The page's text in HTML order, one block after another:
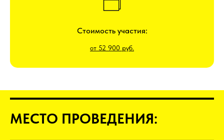
Стоимость участия:
от 52 900 руб.
МЕСТО ПРОВЕДЕНИЯ: